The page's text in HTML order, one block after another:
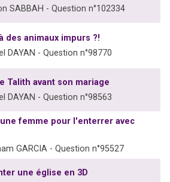
SABBAH - Question n°102334
des animaux impurs ?!
DAYAN - Question n°98770
Talith avant son mariage
DAYAN - Question n°98563
femme pour l'enterrer avec
GARCIA - Question n°95527
une église en 3D